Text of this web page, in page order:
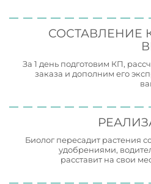
СОСТАВЛЕНИЕ
За 1 день подготовим КП,
заказа и дополним его
Биолог пересадит растения
удобрениями,
расставит на свои